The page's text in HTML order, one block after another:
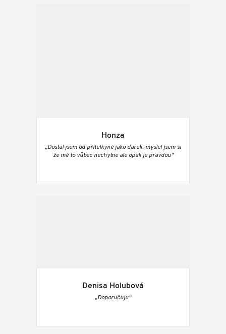
Honza
„Dostal jsem od přítelkyně jako dárek, myslel jsem si
že mě to vůbec nechytne ale opak je pravdou“
Denisa Holubová
„Doporučuju“